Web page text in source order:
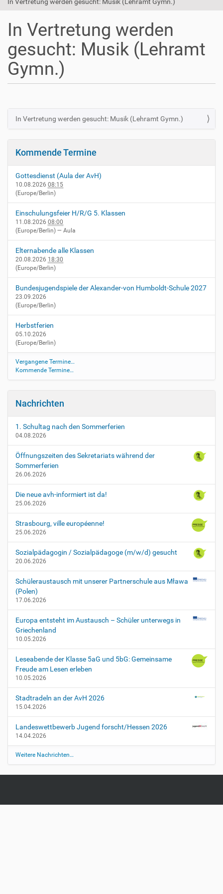
In Vertretung werden
gesucht: Musik (Lehramt
Gymn.)
N
i
g
a
t
i
o
n
In Vertretung werden gesucht: Musik (Lehramt Gymn.)
Kommende Termine
Gottesdienst (Aula der AvH)
10.08.2026 08:15
(Europe/Berlin)
Einschulungsfeier H/R/G 5. Klassen
11.08.2026 08:00
(Europe/Berlin) — Aula
Elternabende alle Klassen
20.08.2026 18:30
(Europe/Berlin)
Bundesjugendspiele der Alexander-von Humboldt-Schule 2027
23.09.2026
(Europe/Berlin)
Herbstferien
05.10.2026
(Europe/Berlin)
Vergangene Termine…
Kommende Termine…
Nachrichten
1. Schultag nach den Sommerferien
04.08.2026
Öffnungszeiten des Sekretariats während der
Sommerferien
26.06.2026
Die neue avh-informiert ist da!
25.06.2026
Strasbourg, ville européenne!
25.06.2026
Sozialpädagogin / Sozialpädagoge (m/w/d) gesucht
20.06.2026
Schüleraustausch mit unserer Partnerschule aus Mława
(Polen)
17.06.2026
Europa entsteht im Austausch – Schüler unterwegs in
Griechenland
10.05.2026
Leseabende der Klasse 5aG und 5bG: Gemeinsame
Freude am Lesen erleben
10.05.2026
Stadtradeln an der AvH 2026
15.04.2026
Landeswettbewerb Jugend forscht/Hessen 2026
14.04.2026
Weitere Nachrichten…